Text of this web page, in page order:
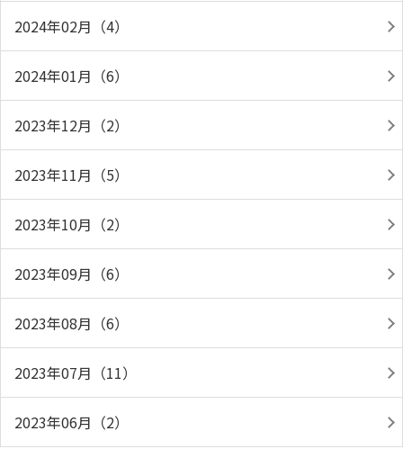
2024年02月（4）
2024年01月（6）
2023年12月（2）
2023年11月（5）
2023年10月（2）
2023年09月（6）
2023年08月（6）
2023年07月（11）
2023年06月（2）